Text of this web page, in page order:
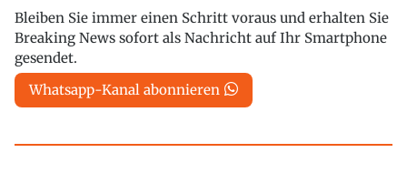
Bleiben Sie immer einen Schritt voraus und erhalten Sie
Breaking News sofort als Nachricht auf Ihr Smartphone
gesendet.
Whatsapp-Kanal abonnieren